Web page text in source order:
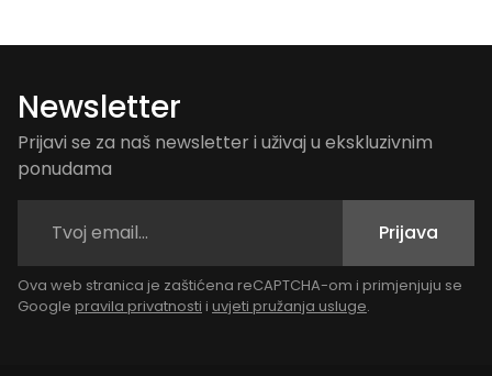
Newsletter
Prijavi se za naš newsletter i uživaj u ekskluzivnim
ponudama
Prijava
Ova web stranica je zaštićena reCAPTCHA-om i primjenjuju se
Google pravila privatnosti i uvjeti pružanja usluge.